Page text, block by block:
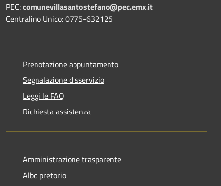
PEC:comunevillasantostefano@pec.emx.it
Centralino Unico: 0775-632125
Prenotazione appuntamento
Segnalazione disservizio
Leggi le FAQ
Richiesta assistenza
Amministrazione trasparente
Albo pretorio